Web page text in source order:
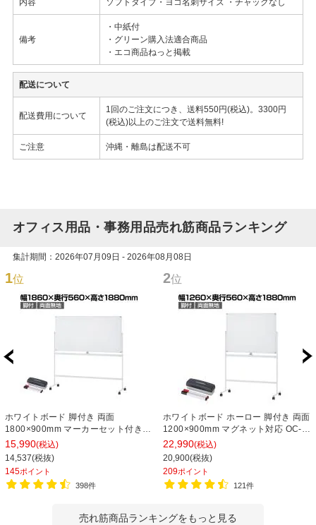
備考
・中紙付
・グリーン購入法適合商品
・エコ商品ねっと掲載
配送について
配送費用について
1回のご注文につき、送料550円(税込)。3300円
(税込)以上のご注文で送料無料!
ご注意 沖縄・離島は配送不可
オフィス用品・事務用品売れ筋商品ランキング
集計期間：2026年07月09日 - 2026年08月08日
1位
ホワイトボード 脚付き 両面
1800×900mm マーカーセット付き
マグネット対応 OC-WB1890R2 白板
15,990(税込)
14,537(税抜)
145ポイント
398件
2位
ホワイトボード ホーロー 脚付き 両面
1200×900mm マグネット対応 OC-
WBH1290R2 白板
22,990(税込)
20,900(税抜)
209ポイント
121件
売れ筋商品ランキングをもっと見る